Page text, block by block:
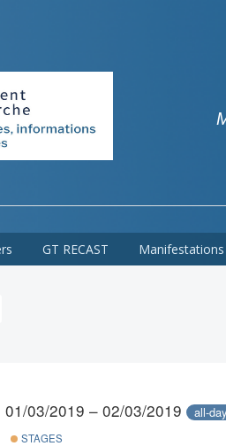
GT RECAST Manifestations
01/03/2019 – 02/03/2019 all-day
STAGES